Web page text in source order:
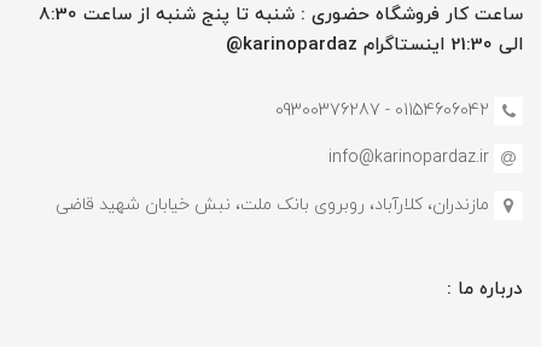
ساعت کار فروشگاه حضوری : شنبه تا پنج شنبه از ساعت 8:30
الی 21:30 اینستاگرام karinopardaz@
01154606042 - 09300376287
info@karinopardaz.ir
مازندران، کلارآباد، روبروی بانک ملت، نبش خیابان شهید قاضی
درباره ما :